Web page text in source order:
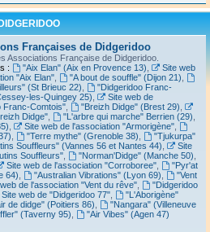
DIDGERIDOO
Françaises de Didgeridoo
Associations Française de Didgeridoo.
:
"Aix Elan" (Aix en Provence 13)
Site web
"Aix Elan"
"A bout de souffle" (Dijon 21)
(St Brieuc 22)
"Didgeridoo Franc-
les-Quingey 25)
Site web de
Franc-Comtois"
"Breizh Didge" (Brest 29)
Didge"
"L'arbre qui marche" Berrien (29)
Site web de l'association "Armorigène",
"Terre mythe" (Grenoble 38)
"Tjukurpa"
Souffleurs" (Vannes 56 et Nantes 44)
Site
Souffleurs"
"Norman'Didge" (Manche 50)
Site web de l'association "Corroboree",
"Pyr'at
64)
"Australian Vibrations" (Lyon 69)
"Vent
de l'association "Vent du rêve",
"Didgeridoo
Site web de "Didgeridoo 77",
"L'Aborigène"
de didge" (Poitiers 86)
"Nangara" (Villeneuve
(Taverny 95)
"Air Vibes" (Agen 47)